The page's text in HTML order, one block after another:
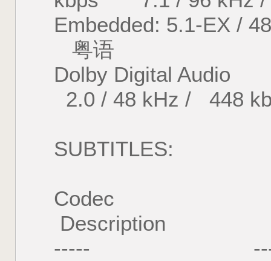
Embedded: 5.1-EX /
粤语
Dolby Digital
2.0 / 48 kHz / 448
SUBTITLES:
Codec
Description
----- --------